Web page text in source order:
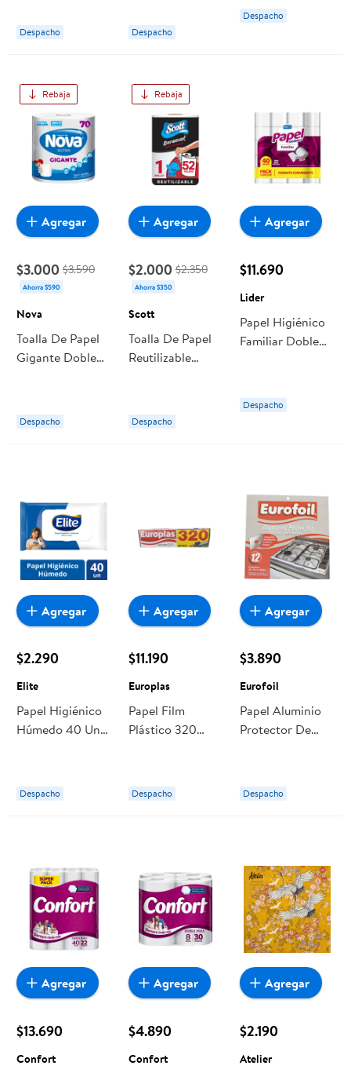
Despacho Despacho
Despacho
Rebaja
$3.000 $3.590
Ahorra $590
Nova
Toalla De Papel
Gigante Doble
Despacho
Agregar
Rebaja
$2.000 $2.350
Ahorra $350
Scott
Toalla De Papel
Reutilizable
Scott
Despacho
Agregar
$11.690
Lider
Papel Higiénico
Familiar Doble
Despacho
Agregar
$2.290
Elite
Papel Higiénico
Húmedo 40 Un
Despacho
Agregar
$11.190
Europlas
Papel Film
Plástico 320
Europlas
Despacho
Agregar
$3.890
Eurofoil
Papel Aluminio
Protector De
Un Eurofoil
Despacho
Agregar
$13.690
Confort
Agregar
$4.890
Confort
Agregar
$2.190
Atelier
Agregar